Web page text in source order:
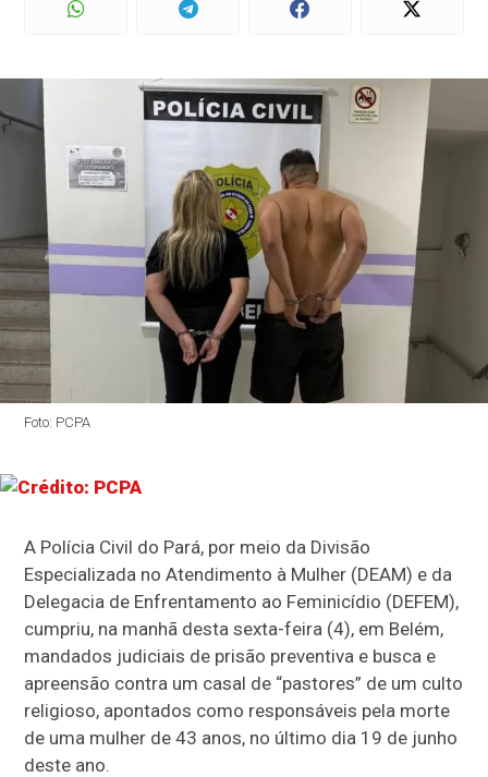
Foto: PCPA
A Polícia Civil do Pará, por meio da Divisão
Especializada no Atendimento à Mulher (DEAM) e da
Delegacia de Enfrentamento ao Feminicídio (DEFEM),
cumpriu, na manhã desta sexta-feira (4), em Belém,
mandados judiciais de prisão preventiva e busca e
apreensão contra um casal de “pastores” de um culto
religioso, apontados como responsáveis pela morte
de uma mulher de 43 anos, no último dia 19 de junho
deste ano.